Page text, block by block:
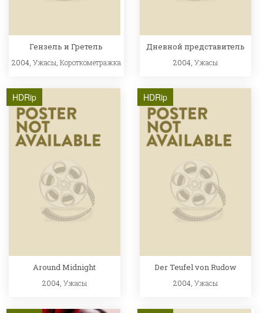
Гензель и Гретель
2004, Ужасы, Короткометражка
Дневной представитель
2004,Ужасы
HDRip
Around Midnight
2004, Ужасы
HDRip
Der Teufel von Rudow
2004,Ужасы